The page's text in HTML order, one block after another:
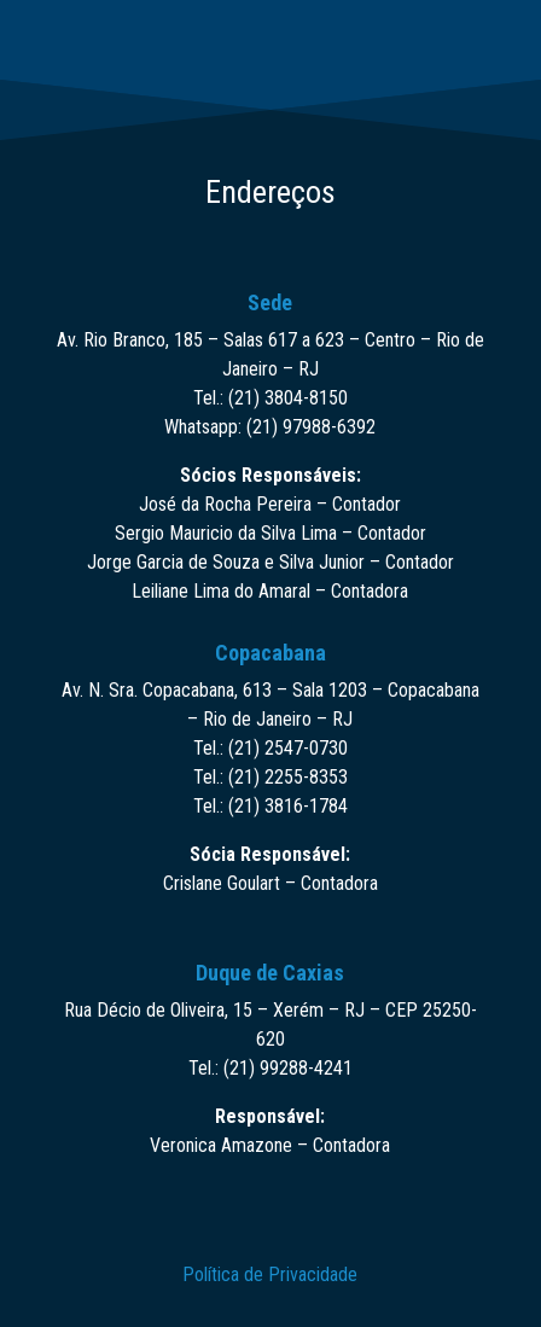
Endereços
Sede
Av. Rio Branco, 185 – Salas 617 a 623 – Centro – Rio de
Janeiro – RJ
Tel.: (21) 3804-8150
Whatsapp: (21) 97988-6392
Sócios Responsáveis:
José da Rocha Pereira – Contador
Sergio Mauricio da Silva Lima – Contador
Jorge Garcia de Souza e Silva Junior – Contador
Leiliane Lima do Amaral – Contadora
Copacabana
Av. N. Sra. Copacabana, 613 – Sala 1203 – Copacabana
– Rio de Janeiro – RJ
Tel.: (21) 2547-0730
Tel.: (21) 2255-8353
Tel.: (21) 3816-1784
Sócia Responsável:
Crislane Goulart – Contadora
Duque de Caxias
Rua Décio de Oliveira, 15 – Xerém – RJ – CEP 25250-
620
Tel.: (21) 99288-4241
Responsável:
Veronica Amazone – Contadora
Política de Privacidade